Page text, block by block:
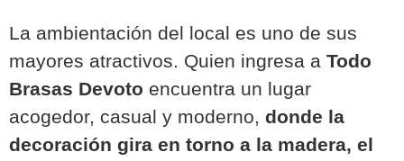
La ambientación del local es uno de sus
mayores atractivos. Quien ingresa a Todo
Brasas Devoto encuentra un lugar
acogedor, casual y moderno, donde la
decoración gira en torno a la madera, el